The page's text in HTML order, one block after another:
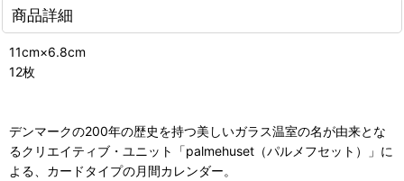
商品詳細
11cm×6.8cm
12枚
デンマークの200年の歴史を持つ美しいガラス温室の名が由来とな
るクリエイティブ・ユニット「palmehuset（パルメフセット）」に
よる、カードタイプの月間カレンダー。